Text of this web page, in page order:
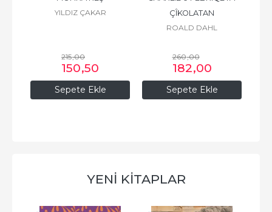
Sepete Ekle
YILDIZ ÇAKAR
215,00
150,50
Sepete Ekle
ÇÎKOLATAN
ROALD DAHL
260,00
182,00
YENİ KİTAPLAR